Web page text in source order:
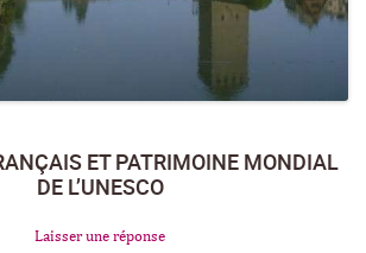
ET PATRIMOINE MONDIAL
DE L’UNESCO
Laisser une réponse